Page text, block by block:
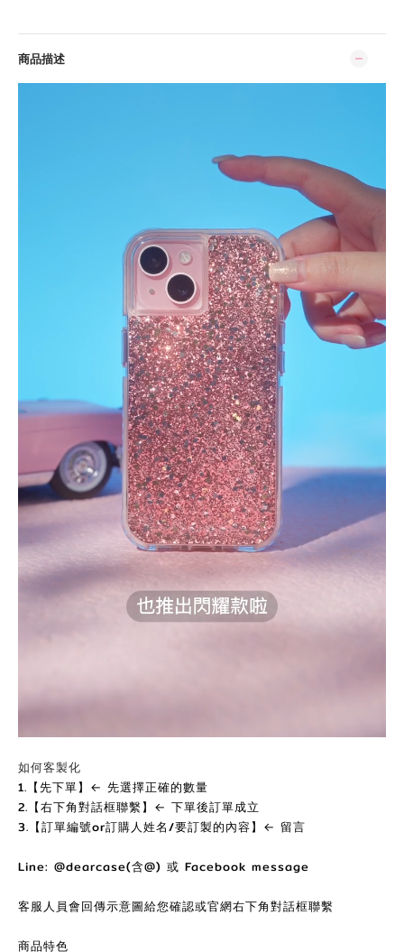
商品描述
如何客製化
1.【先下單】← 先選擇正確的數量
2.【右下角對話框聯繫】← 下單後訂單成立
3.【訂單編號or訂購人姓名/要訂製的內容】← 留言
Line: @dearcase(含@) 或 Facebook message
客服人員會回傳示意圖給您確認或官網右下角對話框聯繫
商品特色